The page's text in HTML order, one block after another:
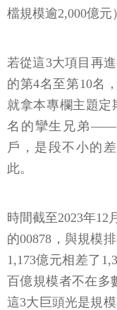
檔規模逾2,000億元
若從這3大項目再
的第4名至第10名
就拿本專欄主題定
名的攣生兄弟——
戶，是段不小的
此。
時間截至2023年12
的00878，與規模
1,173億元相差了
百億規模者不在多
這3大巨頭光是規